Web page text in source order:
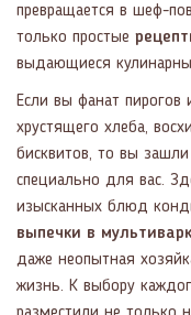
превращается в шеф-
только простые
выдающиеся
Если вы фанат
хрустящего хлеба,
бисквитов, то вы
специально для вас.
изысканных блюд
выпечки в
даже неопытная
жизнь. К выбору